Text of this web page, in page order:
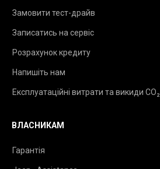
Замовити тест-драйв
Записатись на сервіс
Розрахунок кредиту
Напишіть нам
Експлуатаційні витрати та викиди CO₂
ВЛАСНИКАМ
Гарантія